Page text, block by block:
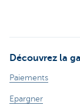
Découvrez la
Paiements
Epargner